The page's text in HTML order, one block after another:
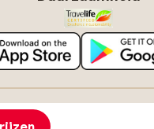
Over Sunweb
voorwaarden